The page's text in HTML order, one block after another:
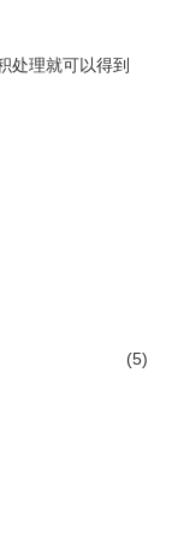
处理就可以得到
(5)